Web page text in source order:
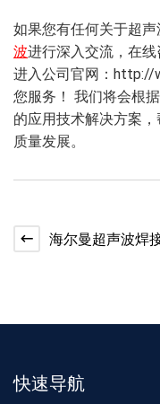
如果您有任何关于超
波进行深入交流，在
进入公司官网：http://
您服务！ 我们将会根
的应用技术解决方案
质量发展。
海尔曼超声波焊
快速导航